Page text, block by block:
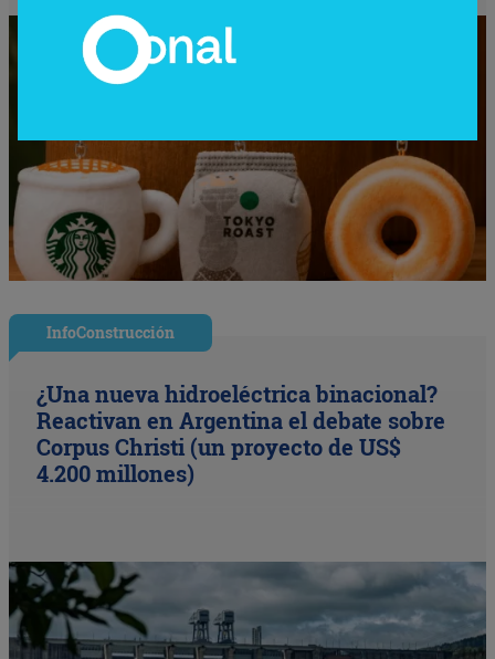
InfoConstrucción
¿Una nueva hidroeléctrica binacional?
Reactivan en Argentina el debate sobre
Corpus Christi (un proyecto de US$
4.200 millones)